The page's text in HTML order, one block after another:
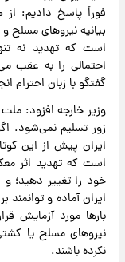
فوراً پاسخ دادیم: از
بیانیه نیروهای مسلح
است که تهدید نه
احتمالی را به عقب
گفتگو با زبان احترام
وزیر خارجه افزود:
زور تسلیم نمی‌شود.
ایران پیش از این
است که تهدید اثر
خود را تغییر دهید؛ و
ایران آماده و
بارها مورد آزمایش
نیروهای مسلح یا
نکرده باشند.